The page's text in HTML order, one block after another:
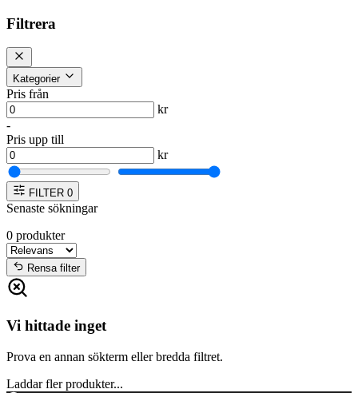
Filtrera
Kategorier
Pris från
kr
-
Pris upp till
kr
FILTER 0
Senaste sökningar
0 produkter
Rensa filter
Vi hittade inget
Prova en annan sökterm eller bredda filtret.
Laddar fler produkter...